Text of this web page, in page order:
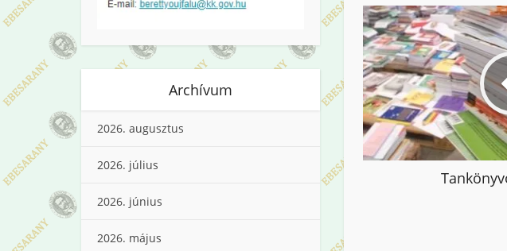
Archívum
2026. augusztus
2026. július
2026. június
2026. május